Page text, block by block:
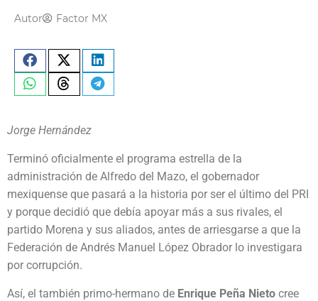
Autor Factor MX
Jorge Hernández
Terminó oficialmente el programa estrella de la
administración de Alfredo del Mazo, el gobernador
mexiquense que pasará a la historia por ser el último del PRI
y porque decidió que debía apoyar más a sus rivales, el
partido Morena y sus aliados, antes de arriesgarse a que la
Federación de Andrés Manuel López Obrador lo investigara
por corrupción.
Así, el también primo-hermano de Enrique Peña Nieto cree